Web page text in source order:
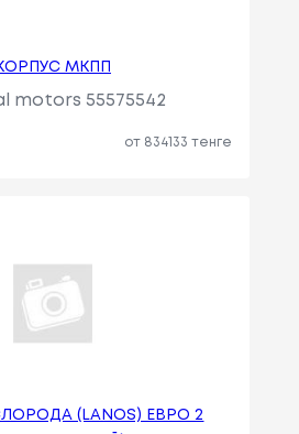
МКПП
motors 55575542
от 834133 тенге
(LANOS) ЕВРО 2